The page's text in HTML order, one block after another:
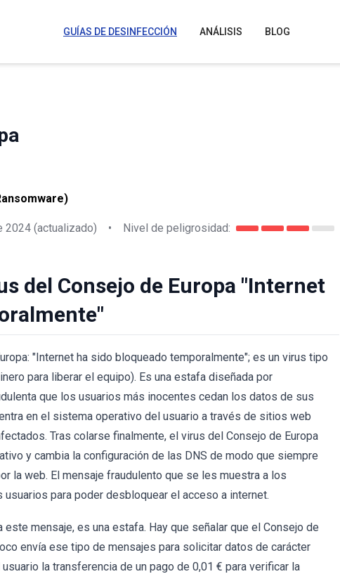
GUÍAS DE DESINFECCIÓN ANÁLISIS BLOG
2024 (actualizado) • Nivel de peligrosidad:
del Consejo de Europa "Internet
"Internet ha sido bloqueado temporalmente"; es un virus tipo
para liberar el equipo). Es una estafa diseñada por
que los usuarios más inocentes cedan los datos de sus
en el sistema operativo del usuario a través de sitios web
Tras colarse finalmente, el virus del Consejo de Europa
y cambia la configuración de las DNS de modo que siempre
la web. El mensaje fraudulento que se les muestra a los
para poder desbloquear el acceso a internet.
mensaje, es una estafa. Hay que señalar que el Consejo de
envía ese tipo de mensajes para solicitar datos de carácter
la transferencia de un pago de 0,01 € para verificar la